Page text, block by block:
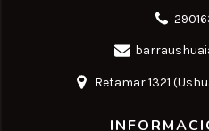
Retamar 1321